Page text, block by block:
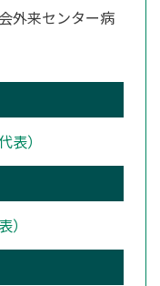
外来センター病
表）
）